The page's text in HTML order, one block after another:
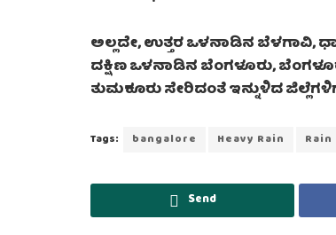
ಅಲ್ಲದೇ, ಉತ್ತರ ಒಳನಾಡಿನ
ದಕ್ಷಿಣ ಒಳನಾಡಿನ ಬೆಂಗಳೂರು,
ತುಮಕೂರು ಸೇರಿದಂತೆ ಇನ್ನುಳಿದ
Tags: bangalore Heavy Rain Rain
Send